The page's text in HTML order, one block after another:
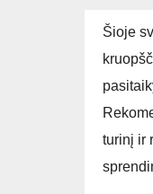
Šioje
turinį ir